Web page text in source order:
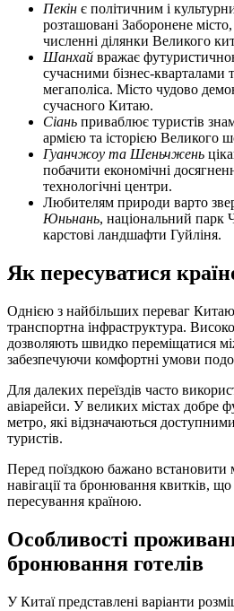
Пекін є політичним і
розташовані Заборонене
численні ділянки Великого
Шанхай вражає
сучасними бізнес-
мегаполіса. Місто чудово
сучасного Китаю.
Сіань приваблює туристів
армією та історією Великого
Гуанчжоу та Шеньчжень
побачити економічні
технологічні центри.
Любителям природи варто
Юньнань, національний парк
карстові ландшафти Гуйліня.
Як пересуватися
Однією з найбільших переваг
транспортна інфраструктура.
дозволяють швидко переміщатися
забезпечуючи комфортні умови
Для далеких переїздів часто
авіарейси. У великих містах добре
метро, які відзначаються
туристів.
Перед поїздкою бажано встановити
навігації та бронювання квитків,
пересування країною.
Особливості
бронювання готелів
У Китаї представлені варіанти